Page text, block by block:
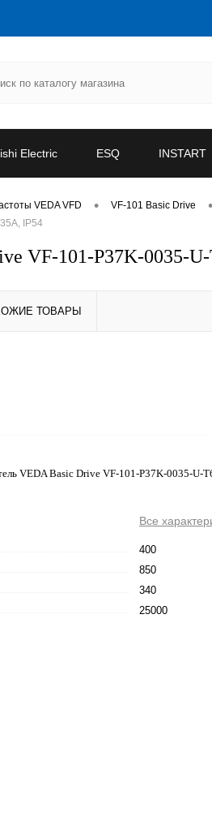
Electric ESQ INSTART
VEDA VFD • VF-101 Basic Drive •
IP54
VF-101-P37K-0035-
ТОВАРЫ
VEDA Basic Drive VF-101-P37K-0035-U-
Все
400
850
340
25000